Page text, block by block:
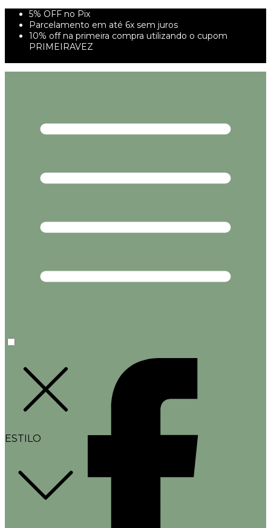
5% OFF no Pix
Parcelamento em até 6x sem juros
10% off na primeira compra utilizando o cupom
PRIMEIRAVEZ
ESTILO